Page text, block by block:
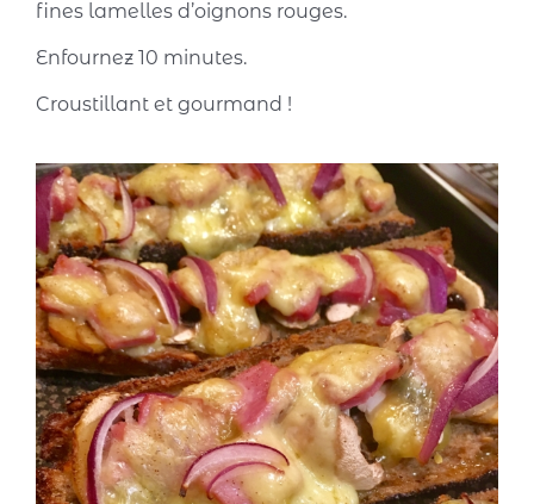
fines lamelles d’oignons rouges.
Enfournez 10 minutes.
Croustillant et gourmand !